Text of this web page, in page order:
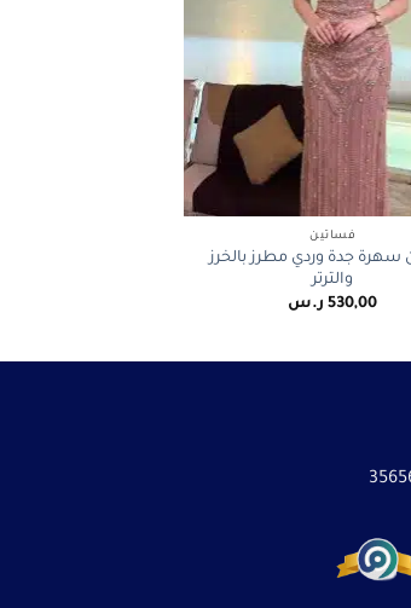
فساتين
سهرة جدة وردي مطرز بالخرز
والترتر
530,00 ر.س